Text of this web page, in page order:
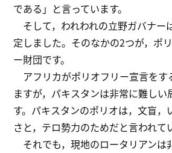
である」と言っています。
そして，われわれの立野ガバナー
定しました。そのなかの2つが，ポ
ー財団です。
アフリカがポリオフリー宣言をす
ますが，パキスタンは非常に難しい
す。パキスタンのポリオは，文盲，
さと，テロ勢力のためだと言われて
それでも，現地のロータリアンは